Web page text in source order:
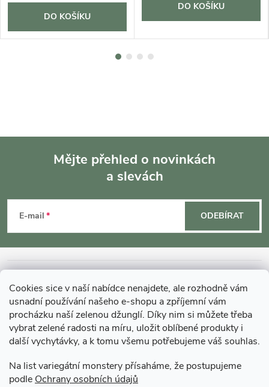
Cookies sice v naší nabídce nenajdete, ale rozhodně vám
usnadní používání našeho e-shopu a zpříjemní vám
procházku naší zelenou džunglí. Díky nim si můžete třeba
vybrat zelené radosti na míru, uložit oblíbené produkty i
další vychytávky, a k tomu všemu potřebujeme váš souhlas.
Na list variegátní monstery přísaháme, že postupujeme
podle Ochrany osobních údajů
DO KOŠÍKU
DO KOŠÍKU
p
a
Mějte přehled o novinkách
a slevách
E-mail ODEBÍRAT
MOHLO BY VÁS ZAJÍMAT
O GARDNERS
Gardners Design - Projekt, realizace a údržba zahrad a interiérů